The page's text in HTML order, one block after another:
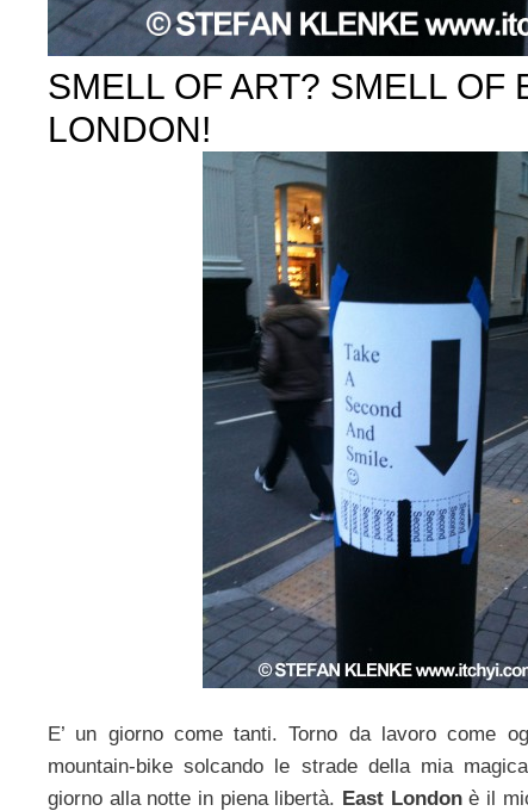
SMELL OF ART? SMELL OF
LONDON!
E’ un giorno come tanti. Torno da lavoro come
mountain-bike solcando le strade della mia
giorno alla notte in piena libertà. East Londonè il